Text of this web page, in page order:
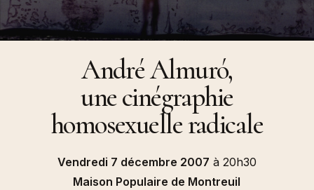
André Almuró,
une cinégraphie
homosexuelle radicale
Vendredi 7 décembre 2007 à 20h30
Maison Populaire de Montreuil